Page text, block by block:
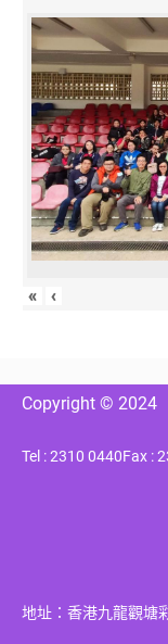
« ‹
Copyright © 2024
Tel : 2310 0440Fax :
地址：香港九龍觀塘